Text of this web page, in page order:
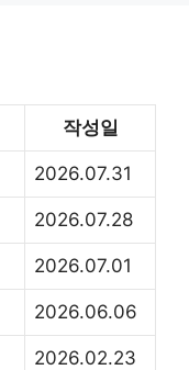
작성일
2026.07.31
2026.07.28
2026.07.01
2026.06.06
2026.02.23